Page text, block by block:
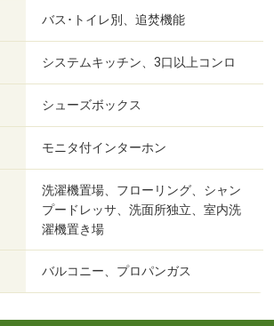
バス･トイレ別、追焚機能
システムキッチン、3口以上コンロ
シューズボックス
モニタ付インターホン
洗濯機置場、フローリング、シャン
プードレッサ、洗面所独立、室内洗
濯機置き場
バルコニー、プロパンガス